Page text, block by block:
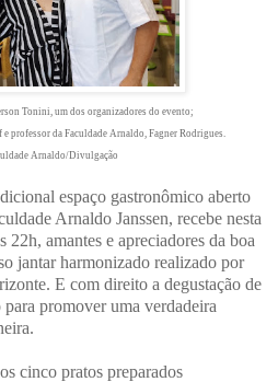
Tonini, um dos organizadores do evento;
professor da Faculdade Arnaldo, Fagner Rodrigues.
Arnaldo/Divulgação
espaço gastronômico aberto
Arnaldo Janssen, recebe nesta
amantes e apreciadores da boa
jantar harmonizado realizado por
E com direito a degustação de
promover uma verdadeira
cinco pratos preparados